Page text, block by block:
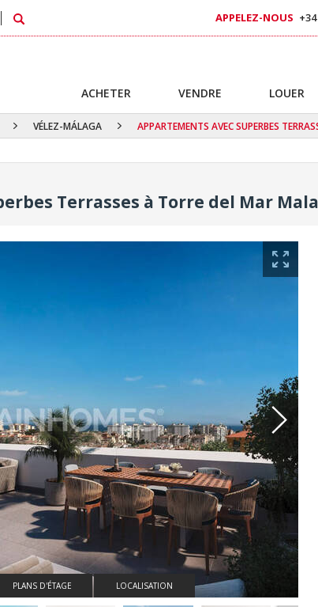
VÉLEZ-MÁLAGA APPARTEMENTS AVEC SUPERBES
Terrasses à Torre del Mar
PLANS D'ÉTAGE LOCALISATION
APPELEZ-NOUS
ACHETER VENDRE LOUER